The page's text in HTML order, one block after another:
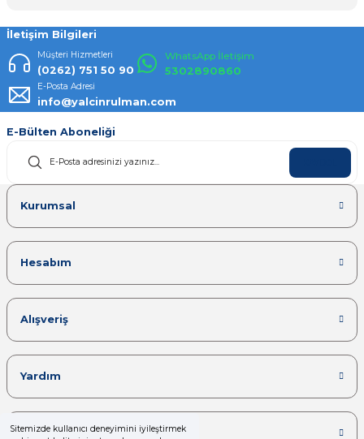
Sitemizde kullanıcı deneyimini iyileştirmek
İletişim Bilgileri
Müşteri Hizmetleri
(0262) 751 50 90
WhatsApp İletişim
5302890860
E-Posta Adresi
info@yalcinrulman.com
E-Bülten Aboneliği
Kurumsal
Hesabım
Alışveriş
Yardım
Kategoriler